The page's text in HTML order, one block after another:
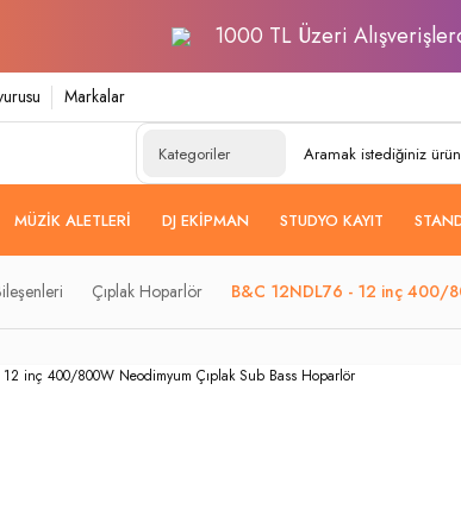
1000 TL Üzeri
Markalar
MÜZIK ALETLERI DJ EKIPMAN STUDYO KAYIT
Çıplak Hoparlör B&C 12NDL76 - 12 inç 400/